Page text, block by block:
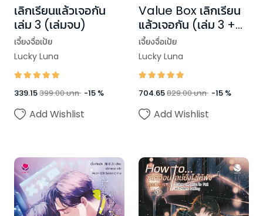
เลิกเรียนแล้วเจอกัน
เล่ม 3 (เล่มจบ)
เจี้ยงจื่อเป้ย
Lucky Luna
339.15399.00บาท -15 %
Add Wishlist
Value Box เลิกเรียน
แล้วเจอกัน (เล่ม 3 +
Box)
เจี้ยงจื่อเป้ย
Lucky Luna
704.65829.00บาท -15 %
Add Wishlist